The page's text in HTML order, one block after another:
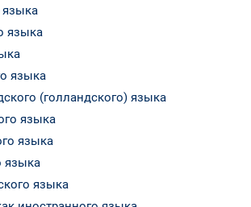
языка
языка
языка
(голландского) языка
языка
языка
языка
языка